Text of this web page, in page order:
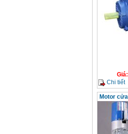
Giá:
Chi tiết
Motor